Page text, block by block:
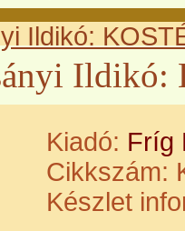
Ildikó:
Ildikó:
Kiadó: Fríg
Cikkszám:
Készlet